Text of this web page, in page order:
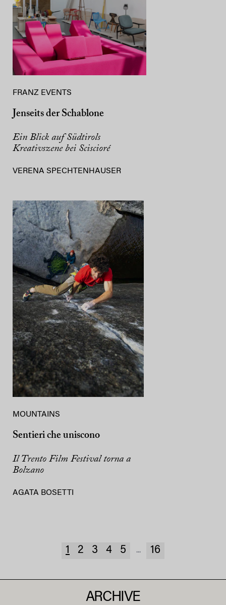
FRANZ EVENTS
Jenseits der Schablone
Ein Blick auf Südtirols
Kreativszene bei Sciscioré
VERENA SPECHTENHAUSER
MOUNTAINS
Sentieri che uniscono
Il Trento Film Festival torna a
Bolzano
AGATA BOSETTI
1 2 3 4 5 ... 16
ARCHIVE